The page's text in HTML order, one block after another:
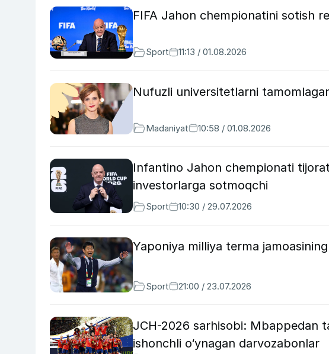
FIFA Jahon chempionatini sotish
Sport 11:13 / 01.08.2026
Nufuzli universitetlarni
Madaniyat 10:58 / 01.08.2026
Infantino Jahon chempionati
investorlarga sotmoqchi
Sport 10:30 / 29.07.2026
Yaponiya milliya terma
Sport 21:00 / 23.07.2026
JCH-2026 sarhisobi: Mbappedan
ishonchli o‘ynagan darvozabonlar